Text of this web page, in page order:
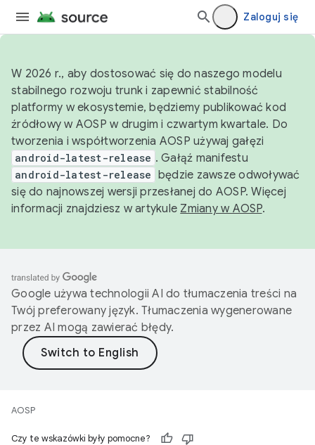
Zaloguj się
W 2026 r., aby dostosować się do naszego modelu
stabilnego rozwoju trunk i zapewnić stabilność
platformy w ekosystemie, będziemy publikować kod
źródłowy w AOSP w drugim i czwartym kwartale. Do
tworzenia i współtworzenia AOSP używaj gałęzi
android-latest-release . Gałąź manifestu
android-latest-release będzie zawsze odwoływać
się do najnowszej wersji przesłanej do AOSP. Więcej
informacji znajdziesz w artykule Zmiany w AOSP.
Google używa technologii AI do tłumaczenia treści na
Twój preferowany język. Tłumaczenia wygenerowane
przez AI mogą zawierać błędy.
AOSP
Czy te wskazówki były pomocne?